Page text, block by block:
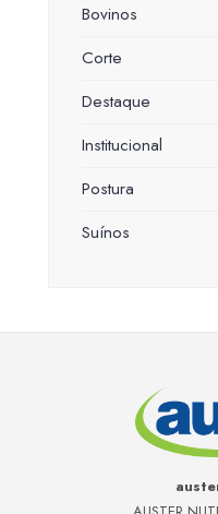
Bovinos
Corte
Destaque
Institucional
Postura
Suínos